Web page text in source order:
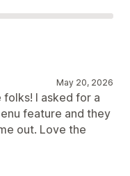
May 20, 2026
I asked for a
feature and they
out. Love the